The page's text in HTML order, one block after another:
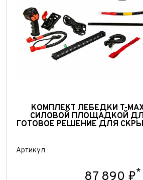
КОМПЛЕКТ ЛЕБЕДКИ T-MAX
СИЛОВОЙ ПЛОЩАДКОЙ ДЛЯ
ГОТОВОЕ РЕШЕНИЕ ДЛЯ
Артикул
*
Обратная
Выкуп
Заявка на